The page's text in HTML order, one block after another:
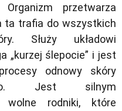
przetwarza
ta trafia do wszystkich
Służy układowi
„kurzej ślepocie” i jest
odnowy skóry
Jest silnym
wolne rodniki, które